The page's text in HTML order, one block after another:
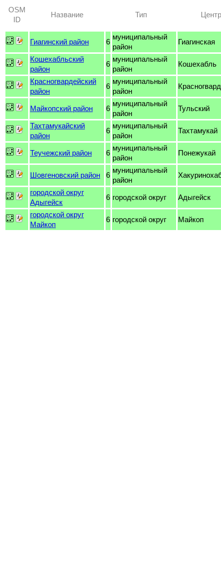
OSM
ID
Название Тип Центр
Гиагинский район 6
муниципальный
район
Гиагинская
Кошехабльский
район
6
муниципальный
район
Кошехабль
Красногвардейский
район
6
муниципальный
район
Майкопский район 6
муниципальный
район
Тульский
Тахтамукайский
район
6
муниципальный
район
Тахтамукай
Теучежский район 6
муниципальный
район
Понежукай
Шовгеновский район 6
муниципальный
район
городской округ
Адыгейск
6 городской округ Адыгейск
городской округ
Майкоп
6 городской округ Майкоп